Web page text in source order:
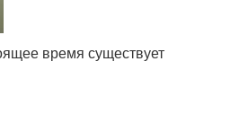
время существует